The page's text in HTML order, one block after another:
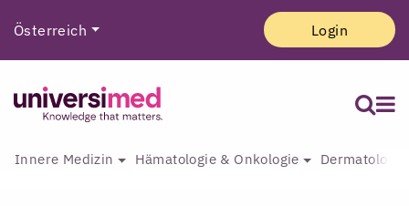
Österreich Login
Innere Medizin Hämatologie & Onkologie